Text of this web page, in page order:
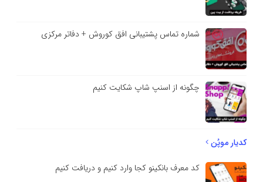
شماره تماس پشتیبانی افق کوروش + دفاتر مرکزی
چگونه از اسنپ شاپ شکایت کنیم
کدیار موپُن
کد معرف بانکینو کجا وارد کنیم و دریافت کنیم